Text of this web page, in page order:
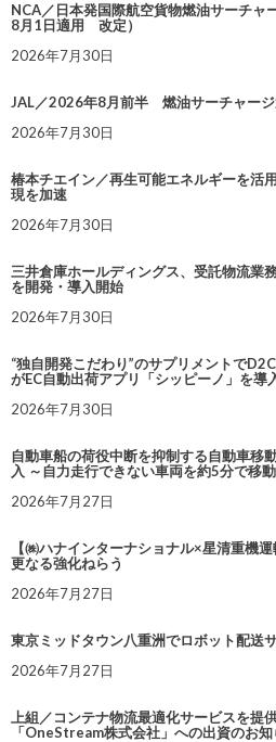
NCA／日本発国際航空貨物燃油サーチャ
8月1日適用 改定）
2026年7月30日
JAL／2026年8月前半 燃油サーチャージ
2026年7月30日
椿本チエイン／再生可能エネルギーを活
現を加速
2026年7月30日
三井倉庫ホールディングス、受託物流業
を開発・導入開始
2026年7月30日
“独自開発こだわり”のサプリメントで
がEC自動出荷アプリ「シッピーノ」を導
2026年7月30日
自動車船の荷役中断を抑制する自動車移
入 ～自力走行できない車両を約5分で移
2026年7月27日
【㈱ハナインターナショナル×星清重機
更なる強化ねらう
2026年7月27日
東京ミッドタウン八重洲でロボット配送
2026年7月27日
上組／コンテナ物流最適化サービスを提
「OneStream株式会社」への出資のお知